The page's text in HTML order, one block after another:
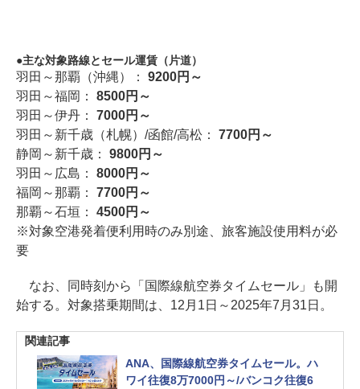
主な対象路線とセール運賃（片道）
羽田～那覇（沖縄）：
9200円～
羽田～福岡：
8500円～
羽田～伊丹：
7000円～
羽田～新千歳（札幌）/函館/高松：
7700円～
静岡～新千歳：
9800円～
羽田～広島：
8000円～
福岡～那覇：
7700円～
那覇～石垣：
4500円～
※対象空港発着便利用時のみ別途、旅客施設使用料が必
要
なお、同時刻から「国際線航空券タイムセール」も開
始する。対象搭乗期間は、12月1日～2025年7月31日。
関連記事
ANA、国際線航空券タイムセール。ハ
ワイ往復8万7000円～/バンコク往復6